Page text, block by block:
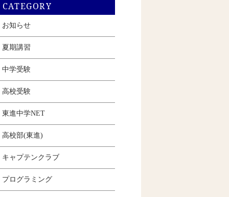
CATEGORY
お知らせ
夏期講習
中学受験
高校受験
東進中学NET
高校部(東進)
キャプテンクラブ
プログラミング